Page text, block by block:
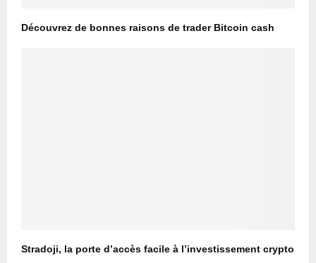
Découvrez de bonnes raisons de trader Bitcoin cash
Stradoji, la porte d’accès facile à l’investissement crypto